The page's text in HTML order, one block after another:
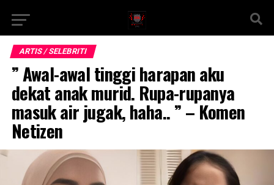
ARTIS / SELEBRITI
” Awal-awal tinggi harapan aku
dekat anak murid. Rupa-rupanya
masuk air jugak, haha.. ” – Komen
Netizen